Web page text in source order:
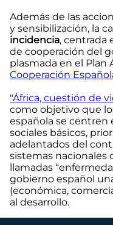
Además de las
y sensibilización, la
incidencia, centrada
de cooperación del
plasmada en el Plan
Cooperación
"África, cuestión de
como objetivo que
española se centren
sociales básicos,
adelantados del
sistemas nacionales
llamadas
gobierno español
(económica,
al desarrollo.